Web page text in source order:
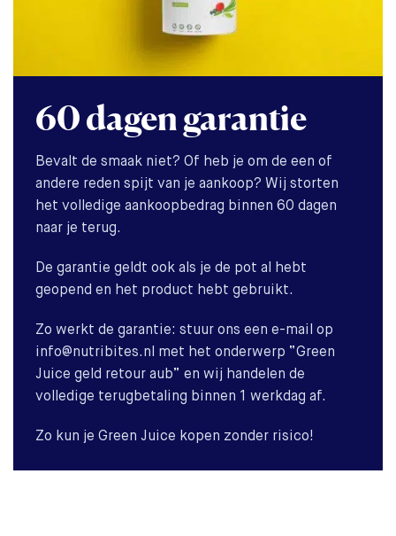
60 dagen garantie
Bevalt de smaak niet? Of heb je om de een of
andere reden spijt van je aankoop? Wij storten
het volledige aankoopbedrag binnen 60 dagen
naar je terug.
De garantie geldt ook als je de pot al hebt
geopend en het product hebt gebruikt.
Zo werkt de garantie: stuur ons een e-mail op
info@nutribites.nl met het onderwerp “Green
Juice geld retour aub” en wij handelen de
volledige terugbetaling binnen 1 werkdag af.
Zo kun je Green Juice kopen zonder risico!